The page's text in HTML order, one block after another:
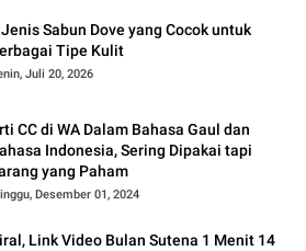
Sabun Dove yang Cocok untuk
Tipe Kulit
Juli 20, 2026
CC di WA Dalam Bahasa Gaul dan
Indonesia, Sering Dipakai tapi
yang Paham
Desember 01, 2024
Link Video Bulan Sutena 1 Menit 14